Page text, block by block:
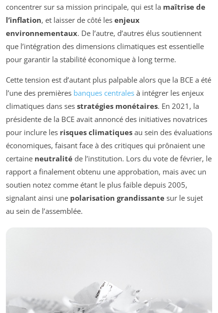
concentrer sur sa mission principale, qui est la maîtrise de
l’inflation, et laisser de côté les enjeux
environnementaux. De l’autre, d’autres élus soutiennent
que l’intégration des dimensions climatiques est essentielle
pour garantir la stabilité économique à long terme.
Cette tension est d’autant plus palpable alors que la BCE a été
l’une des premières banques centrales à intégrer les enjeux
climatiques dans ses stratégies monétaires. En 2021, la
présidente de la BCE avait annoncé des initiatives novatrices
pour inclure les risques climatiques au sein des évaluations
économiques, faisant face à des critiques qui prônaient une
certaine neutralité de l’institution. Lors du vote de février, le
rapport a finalement obtenu une approbation, mais avec un
soutien notez comme étant le plus faible depuis 2005,
signalant ainsi une polarisation grandissante sur le sujet
au sein de l’assemblée.